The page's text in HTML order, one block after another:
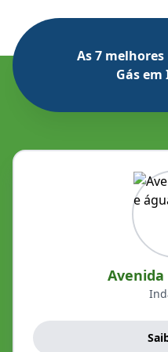
As 7
Gás em
Avenida